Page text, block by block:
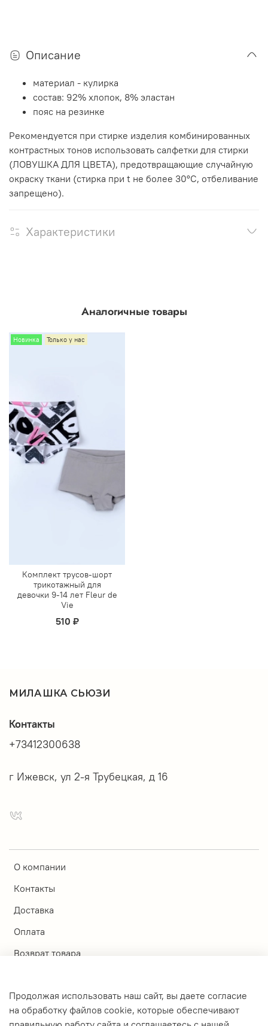
Описание
материал - кулирка
состав: 92% хлопок, 8% эластан
пояс на резинке
Рекомендуется при стирке изделия комбинированных
контрастных тонов использовать салфетки для стирки
(ЛОВУШКА ДЛЯ ЦВЕТА), предотвращающие случайную
окраску ткани (стирка при t не более 30°C, отбеливание
запрещено).
Характеристики
Аналогичные товары
Новинка Только у нас
Комплект трусов-шорт
трикотажный для
девочки 9-14 лет Fleur de
Vie
510 ₽
МИЛАШКА СЬЮЗИ
О компании
Контакты
Доставка
Оплата
Возврат товара
Личный кабинет
Контакты
+73412300638
г Ижевск, ул 2-я Трубецкая, д 16
Продолжая использовать наш сайт, вы даете согласие
на обработку файлов cookie, которые обеспечивают